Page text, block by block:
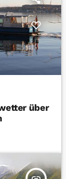
über